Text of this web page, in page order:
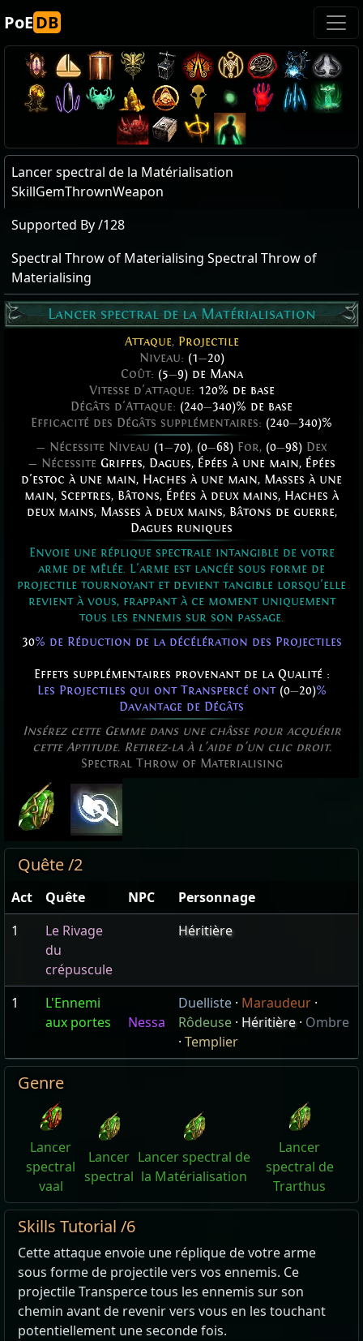
PoEDB
Lancer spectral de la Matérialisation
SkillGemThrownWeapon
Supported By /128
Spectral Throw of Materialising Spectral Throw of
Materialising
Lancer spectral de la Matérialisation
Attaque, Projectile
Niveau: (1—20)
Coût: (5—9) de Mana
Vitesse d'attaque: 120% de base
Dégâts d'Attaque: (240—340)% de base
Efficacité des Dégâts supplémentaires: (240—340)%
— Nécessite Niveau (1—70), (0—68) For, (0—98) Dex
— Nécessite Griffes, Dagues, Épées à une main, Épées
d'estoc à une main, Haches à une main, Masses à une
main, Sceptres, Bâtons, Épées à deux mains, Haches à
deux mains, Masses à deux mains, Bâtons de guerre,
Dagues runiques
Envoie une réplique spectrale intangible de votre
arme de mêlée. L'arme est lancée sous forme de
projectile tournoyant et devient tangible lorsqu'elle
revient à vous, frappant à ce moment uniquement
tous les ennemis sur son passage.
30% de Réduction de la décélération des Projectiles
Effets supplémentaires provenant de la Qualité :
Les Projectiles qui ont Transpercé ont (0—20)%
Davantage de Dégâts
Insérez cette Gemme dans une châsse pour acquérir
cette Aptitude. Retirez-la à l'aide d'un clic droit.
Spectral Throw of Materialising
Quête /2
Act Quête NPC
Personnage
1
Le Rivage
du
crépuscule
Héritière
1
L'Ennemi
aux portes
Nessa
Duelliste · Maraudeur ·
Rôdeuse · Héritière· Ombre
· Templier
Genre
Lancer
spectral
vaal
Lancer
spectral
Lancer spectral de
la Matérialisation
Lancer
spectral de
Trarthus
Skills Tutorial /6
Cette attaque envoie une réplique de votre arme
sous forme de projectile vers vos ennemis. Ce
projectile Transperce tous les ennemis sur son
chemin avant de revenir vers vous en les touchant
potentiellement une seconde fois.